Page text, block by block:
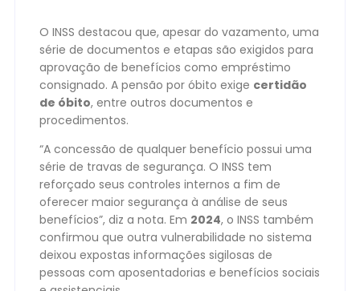
O INSS destacou que, apesar do vazamento, uma
série de documentos e etapas são exigidos para
aprovação de benefícios como empréstimo
consignado. A pensão por óbito exige certidão
de óbito, entre outros documentos e
procedimentos.
“A concessão de qualquer benefício possui uma
série de travas de segurança. O INSS tem
reforçado seus controles internos a fim de
oferecer maior segurança à análise de seus
benefícios”, diz a nota. Em 2024, o INSS também
confirmou que outra vulnerabilidade no sistema
deixou expostas informações sigilosas de
pessoas com aposentadorias e benefícios sociais